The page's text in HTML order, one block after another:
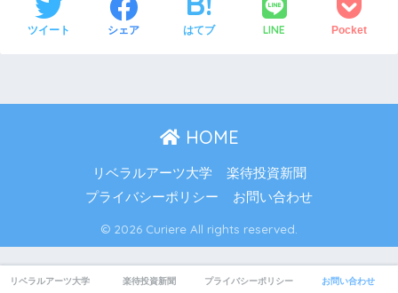
ツイート シェア はてブ LINE Pocket
HOME
リベラルアーツ大学
楽待投資新聞
プライバシーポリシー
お問い合わせ
© 2026 Curiere All rights reserved.
リベラルアーツ大学 楽待投資新聞 プライバシーポリシー お問い合わせ